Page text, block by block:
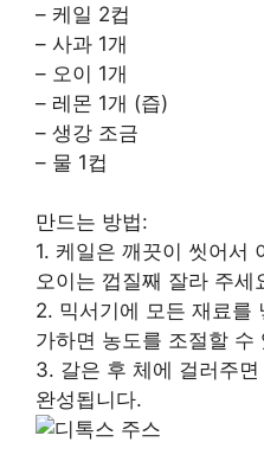
– 케일 2컵
– 사과 1개
– 오이 1개
– 레몬 1개 (즙)
– 생강 조금
– 물 1컵
만드는 방법:
1. 케일은 깨끗이 씻어서
오이는 껍질째 잘라 주세
2. 믹서기에 모든 재료를
가하면 농도를 조절할 수
3. 갈은 후 체에 걸러주
완성됩니다.